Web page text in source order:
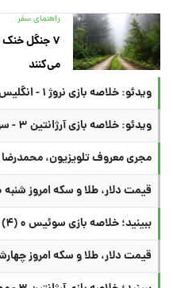
راهنمای سفر
۷ جنگل
می‌کنند
ویدئو: خلاصه بازی نروژ ۱ - انگلیس ۲
ویدئو: خلاصه بازی آرژانتین ۳ - سوئیس ۱
مجری معروف تلویزیون،
قیمت دلار، طلا و سکه امروز شنبه ۲۰ تیر
ببینید؛ خلاصه بازی سوئیس ۰ (۴) - کلمبیا ۰ (۳) در جام جهانی
قیمت دلار، طلا و سکه امروز چهارشنبه ۱۷ تیر